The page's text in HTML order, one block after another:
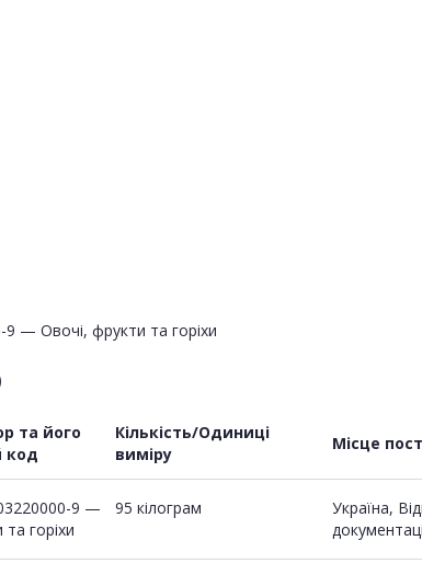
— Овочі, фрукти та горіхи
та його
код
Кількість/Одиниці
виміру
Місце
9 —
горіхи
95 кілограм
Україна,